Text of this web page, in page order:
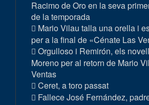
Racimo de Oro en la seva
de la temporada
Mario Vilau talla una orella i
per a la final de «Cénate Las
Orgulloso i Remirón, els
Moreno per al retorn de Mario
Ventas
Ceret, a toro passat
Fallece José Fernández,